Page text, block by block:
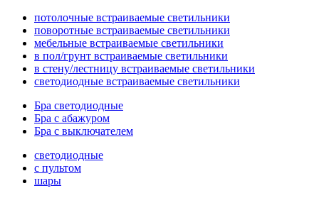
потолочные встраиваемые светильники
поворотные встраиваемые светильники
мебельные встраиваемые светильники
в пол/грунт встраиваемые светильники
в стену/лестницу встраиваемые светильники
светодиодные встраиваемые светильники
Бра светодиодные
Бра с абажуром
Бра с выключателем
светодиодные
с пультом
шары